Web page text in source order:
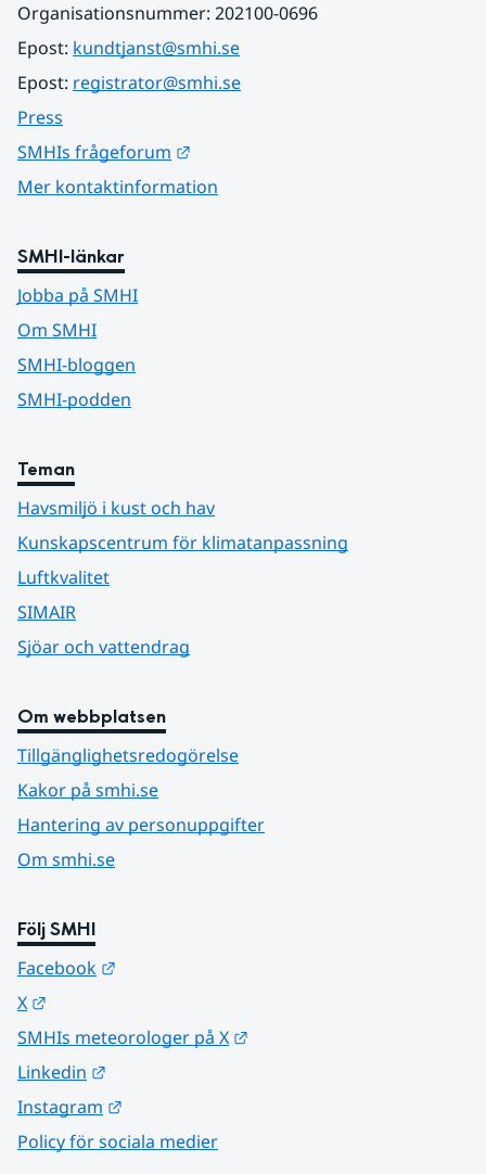
Organisationsnummer: 202100-0696
Epost: kundtjanst@smhi.se
Epost: registrator@smhi.se
Press
SMHIs frågeforum
Mer kontaktinformation
SMHI-länkar
Jobba på SMHI
Om SMHI
SMHI-bloggen
SMHI-podden
Teman
Havsmiljö i kust och hav
Kunskapscentrum för klimatanpassning
Luftkvalitet
SIMAIR
Sjöar och vattendrag
Om webbplatsen
Tillgänglighetsredogörelse
Kakor på smhi.se
Hantering av personuppgifter
Om smhi.se
Följ SMHI
Facebook
X
SMHIs meteorologer på X
Linkedin
Instagram
Policy för sociala medier